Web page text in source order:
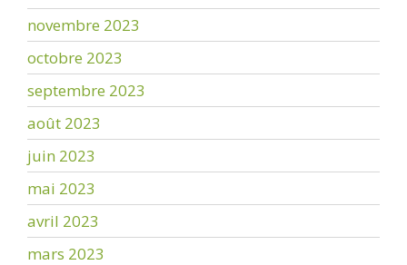
novembre 2023
octobre 2023
septembre 2023
août 2023
juin 2023
mai 2023
avril 2023
mars 2023